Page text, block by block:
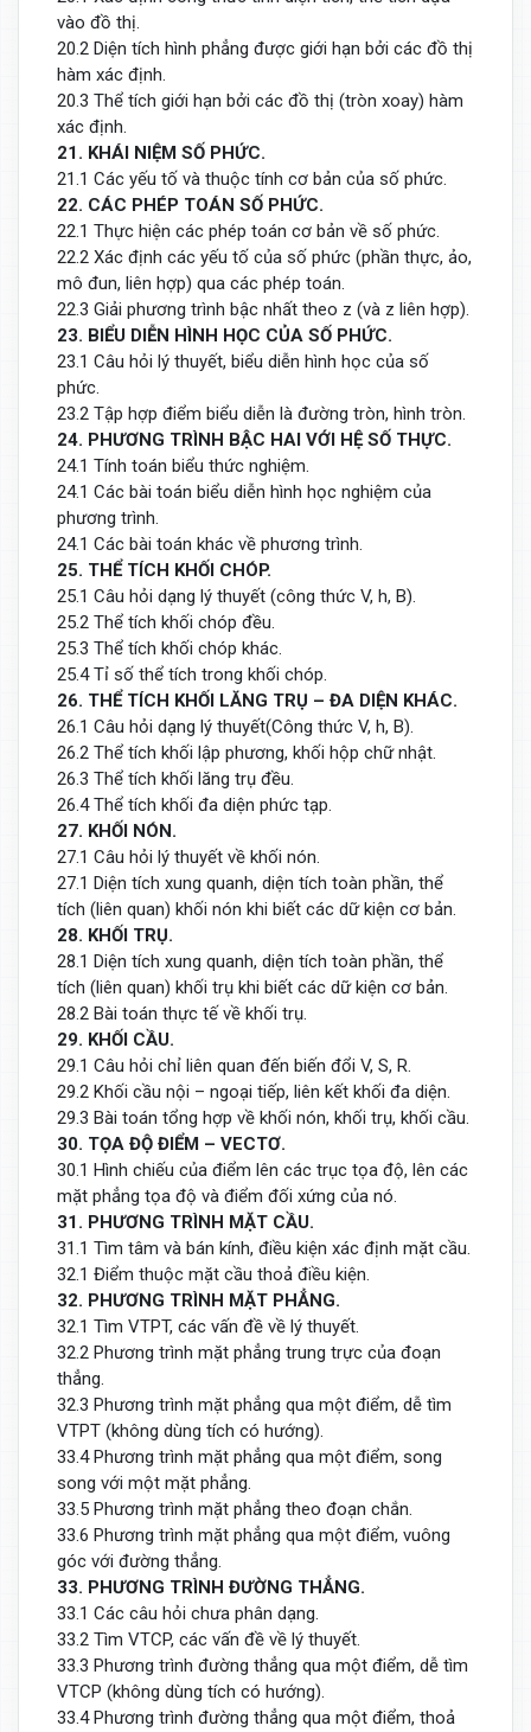
vào đồ thị.
20.2 Diện tích hình phẳng được giới hạn bởi các đồ thị
hàm xác định.
20.3 Thể tích giới hạn bởi các đồ thị (tròn xoay) hàm
xác định.
21. KHÁI NIỆM SỐ PHỨC.
21.1 Các yếu tố và thuộc tính cơ bản của số phức.
22. CÁC PHÉP TOÁN SỐ PHỨC.
22.1 Thực hiện các phép toán cơ bản về số phức.
22.2 Xác định các yếu tố của số phức (phần thực, ảo,
mô đun, liên hợp) qua các phép toán.
22.3 Giải phương trình bậc nhất theo z (và z liên hợp).
23. BIỂU DIỄN HÌNH HỌC CỦA SỐ PHỨC.
23.1 Câu hỏi lý thuyết, biểu diễn hình học của số
phức.
23.2 Tập hợp điểm biểu diễn là đường tròn, hình tròn.
24. PHƯƠNG TRÌNH BẬC HAI VỚI HỆ SỐ THỰC.
24.1 Tính toán biểu thức nghiệm.
24.1 Các bài toán biểu diễn hình học nghiệm của
phương trình.
24.1 Các bài toán khác về phương trình.
25. THỂ TÍCH KHỐI CHÓP.
25.1 Câu hỏi dạng lý thuyết (công thức V, h, B).
25.2 Thể tích khối chóp đều.
25.3 Thể tích khối chóp khác.
25.4 Tỉ số thể tích trong khối chóp.
26. THỂ TÍCH KHỐI LĂNG TRỤ – ĐA DIỆN KHÁC.
26.1 Câu hỏi dạng lý thuyết(Công thức V, h, B).
26.2 Thể tích khối lập phương, khối hộp chữ nhật.
26.3 Thể tích khối lăng trụ đều.
26.4 Thể tích khối đa diện phức tạp.
27. KHỐI NÓN.
27.1 Câu hỏi lý thuyết về khối nón.
27.1 Diện tích xung quanh, diện tích toàn phần, thể
tích (liên quan) khối nón khi biết các dữ kiện cơ bản.
28. KHỐI TRỤ.
28.1 Diện tích xung quanh, diện tích toàn phần, thể
tích (liên quan) khối trụ khi biết các dữ kiện cơ bản.
28.2 Bài toán thực tế về khối trụ.
29. KHỐI CẦU.
29.1 Câu hỏi chỉ liên quan đến biến đổi V, S, R.
29.2 Khối cầu nội – ngoại tiếp, liên kết khối đa diện.
29.3 Bài toán tổng hợp về khối nón, khối trụ, khối cầu.
30. TỌA ĐỘ ĐIỂM – VECTƠ.
30.1 Hình chiếu của điểm lên các trục tọa độ, lên các
mặt phẳng tọa độ và điểm đối xứng của nó.
31. PHƯƠNG TRÌNH MẶT CẦU.
31.1 Tìm tâm và bán kính, điều kiện xác định mặt cầu.
32.1 Điểm thuộc mặt cầu thoả điều kiện.
32. PHƯƠNG TRÌNH MẶT PHẲNG.
32.1 Tìm VTPT, các vấn đề về lý thuyết.
32.2 Phương trình mặt phẳng trung trực của đoạn
thẳng.
32.3 Phương trình mặt phẳng qua một điểm, dễ tìm
VTPT (không dùng tích có hướng).
33.4 Phương trình mặt phẳng qua một điểm, song
song với một mặt phẳng.
33.5 Phương trình mặt phẳng theo đoạn chắn.
33.6 Phương trình mặt phẳng qua một điểm, vuông
góc với đường thẳng.
33. PHƯƠNG TRÌNH ĐƯỜNG THẲNG.
33.1 Các câu hỏi chưa phân dạng.
33.2 Tìm VTCP, các vấn đề về lý thuyết.
33.3 Phương trình đường thẳng qua một điểm, dễ tìm
VTCP (không dùng tích có hướng).
33.4 Phương trình đường thẳng qua một điểm, thoả